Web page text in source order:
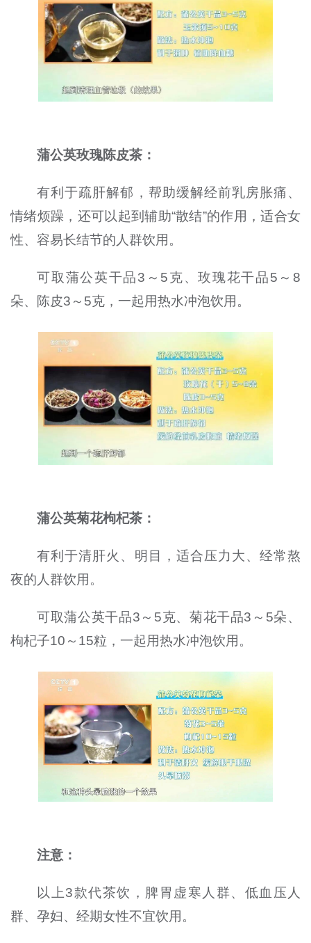
蒲公英玫瑰陈皮茶：
有利于疏肝解郁，帮助缓解经前乳房胀痛、
情绪烦躁，还可以起到辅助“散结”的作用，适合女
性、容易长结节的人群饮用。
可取蒲公英干品3～5克、玫瑰花干品5～8
朵、陈皮3～5克，一起用热水冲泡饮用。
蒲公英菊花枸杞茶：
有利于清肝火、明目，适合压力大、经常熬
夜的人群饮用。
可取蒲公英干品3～5克、菊花干品3～5朵、
枸杞子10～15粒，一起用热水冲泡饮用。
注意：
以上3款代茶饮，脾胃虚寒人群、低血压人
群、孕妇、经期女性不宜饮用。